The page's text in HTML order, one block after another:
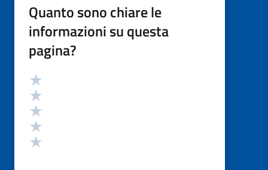
Quanto sono chiare le
informazioni su questa
pagina?
Valutazione